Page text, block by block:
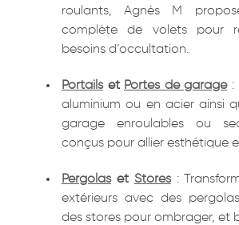
roulants, Agnès M
complète de volets pour
besoins d’occultation.
Portailset Portes de garage:
aluminium ou en acier ainsi
garage enroulables ou
conçus pour allier esthétique
Pergolaset Stores:
extérieurs avec des
des stores pour ombrager, et